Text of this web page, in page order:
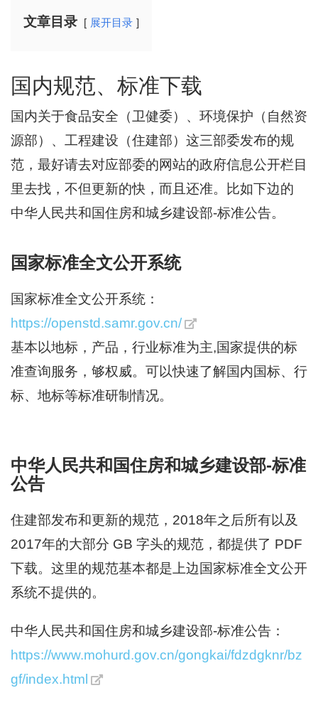
文章目录 展开目录
国内规范、标准下载
国内关于食品安全（卫健委）、环境保护（自然资
源部）、工程建设（住建部）这三部委发布的规
范，最好请去对应部委的网站的政府信息公开栏目
里去找，不但更新的快，而且还准。比如下边的
中华人民共和国住房和城乡建设部-标准公告。
国家标准全文公开系统
国家标准全文公开系统：
https://openstd.samr.gov.cn/
基本以地标，产品，行业标准为主,国家提供的标
准查询服务，够权威。可以快速了解国内国标、行
标、地标等标准研制情况。
中华人民共和国住房和城乡建设部-标准
公告
住建部发布和更新的规范，2018年之后所有以及
2017年的大部分 GB 字头的规范，都提供了 PDF
下载。这里的规范基本都是上边国家标准全文公开
系统不提供的。
中华人民共和国住房和城乡建设部-标准公告：
https://www.mohurd.gov.cn/gongkai/fdzdgknr/bz
gf/index.html